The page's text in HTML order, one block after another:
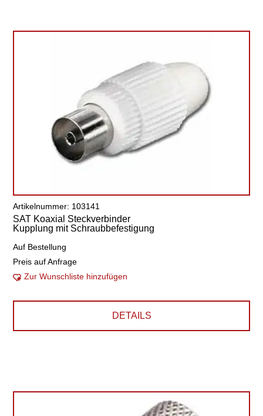
Artikelnummer: 103141
SAT Koaxial Steckverbinder
Kupplung mit Schraubbefestigung
Auf Bestellung
Preis auf Anfrage
Zur Wunschliste hinzufügen
DETAILS